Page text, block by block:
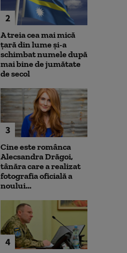
2
A treia cea mai mică
țară din lume și-a
schimbat numele după
mai bine de jumătate
de secol
3
Cine este românca
Alecsandra Drăgoi,
tânăra care a realizat
fotografia oficială a
noului...
4